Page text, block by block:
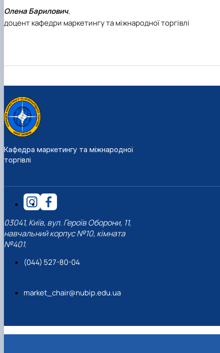
Олена Барилович,
доцент кафедри маркетингу та міжнародної торгівлі
Кафедра маркетингу та міжнародної
торгівлі
03041, Київ, вул. Героїв Оборони, 11,
навчальний корпус №10, кімната
№401.
(044) 527-80-04
market_chair@nubip.edu.ua